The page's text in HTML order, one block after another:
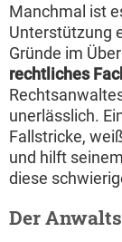
Manchmal ist
Unterstützung
Gründe im
rechtliches
unerlässlich.
Fallstricke,
und hilft
diese
Der